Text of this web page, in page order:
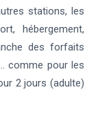
stations, les
hébergement,
des forfaits
comme pour les
2 jours (adulte)